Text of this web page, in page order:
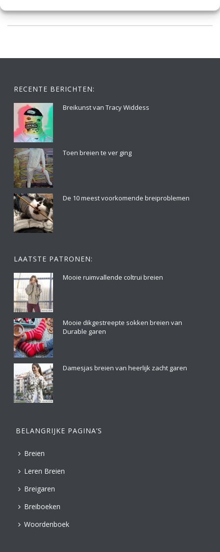
RECENTE BERICHTEN:
Breikunst van Tracy Widdess
Toen breien te ver ging
De 10 meest voorkomende breiproblemen
LAATSTE PATRONEN:
Mooie ruimvallende coltrui breien
Mooie dikgestreepte sokken breien van
Durable garen
Damesjas breien van heerlijk zacht garen
BELANGRIJKE PAGINA’S
Breien
Leren Breien
Breigaren
Breiboeken
Woordenboek